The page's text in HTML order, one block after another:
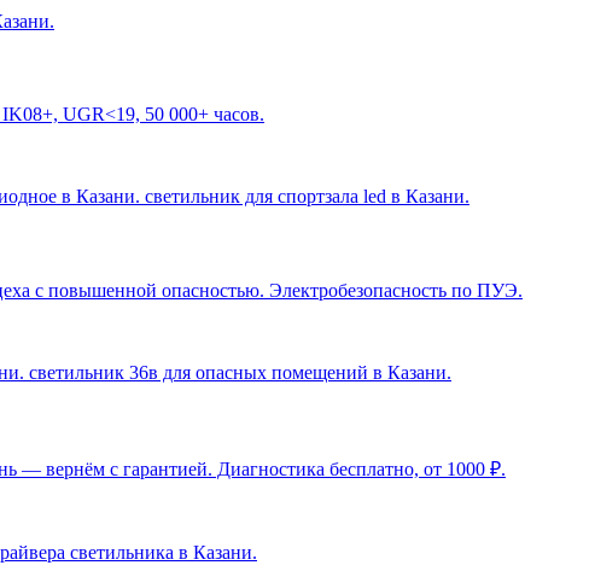
.
UGR<19, 50 000+ часов.
в Казани. светильник для спортзала led в Казани.
с повышенной опасностью. Электробезопасность по ПУЭ.
светильник 36в для опасных помещений в Казани.
— вернём с гарантией. Диагностика бесплатно, от 1000 ₽.
светильника в Казани.